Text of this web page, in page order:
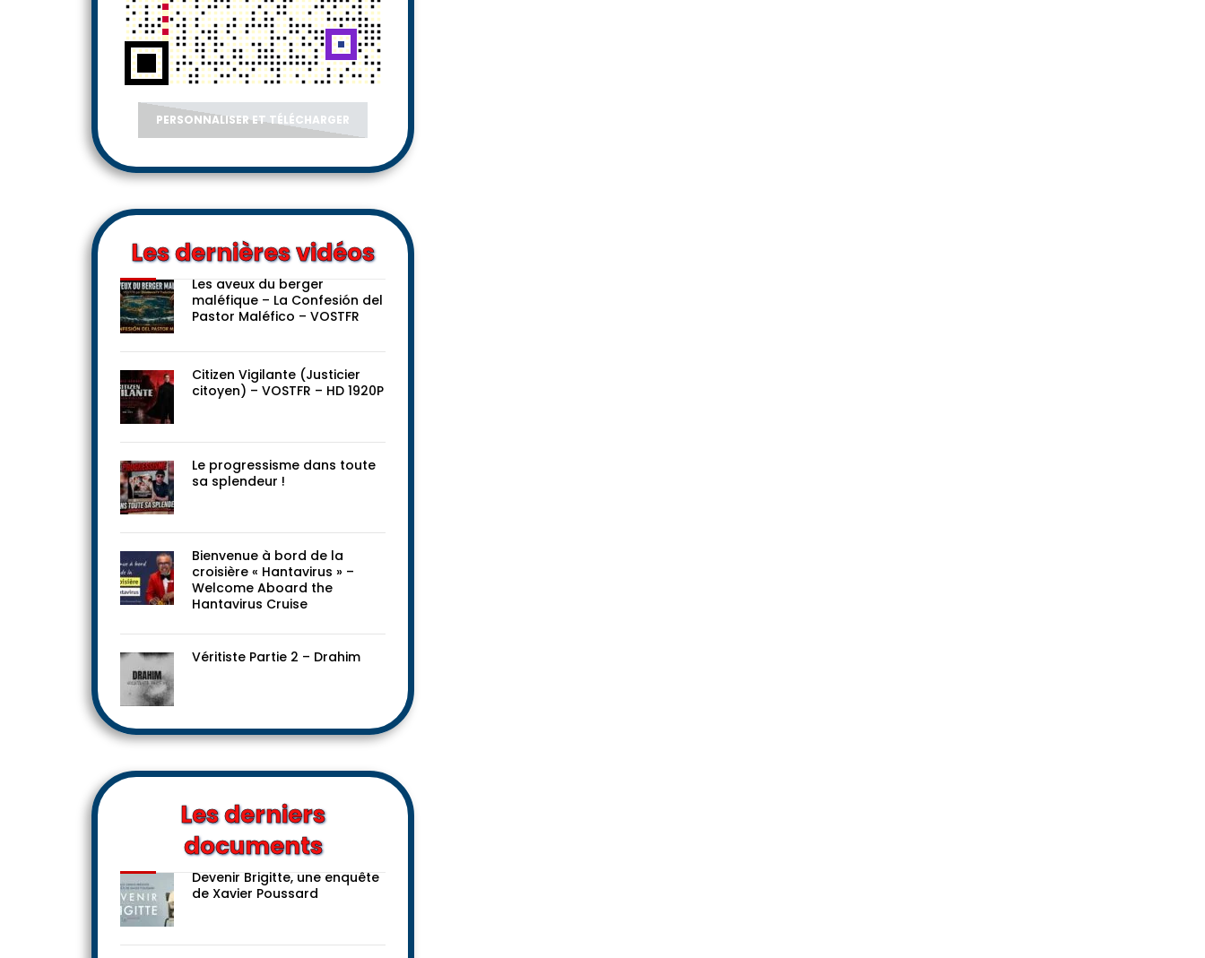
PERSONNALISER ET TÉLÉCHARGER
Les dernières vidéos
Les aveux du berger
maléfique – La Confesión del
Pastor Maléfico – VOSTFR
Citizen Vigilante (Justicier
citoyen) – VOSTFR – HD 1920P
Le progressisme dans toute
sa splendeur !
Bienvenue à bord de la
croisière « Hantavirus » –
Welcome Aboard the
Hantavirus Cruise
Véritiste Partie 2 – Drahim
Les derniers
documents
Devenir Brigitte, une enquête
de Xavier Poussard